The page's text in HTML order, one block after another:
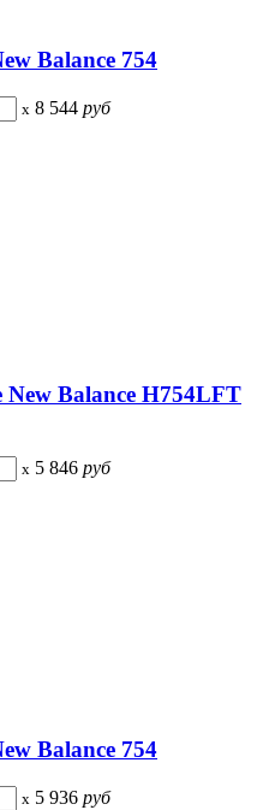
Balance 754
x 8 544 руб
Balance H754LFT
x 5 846 руб
Balance 754
x 5 936 руб